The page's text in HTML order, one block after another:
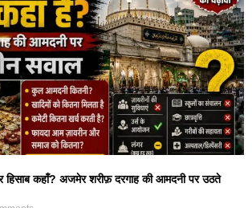
हिसाब कहाँ? अजमेर शरीफ़ दरगाह की आमदनी पर उठते